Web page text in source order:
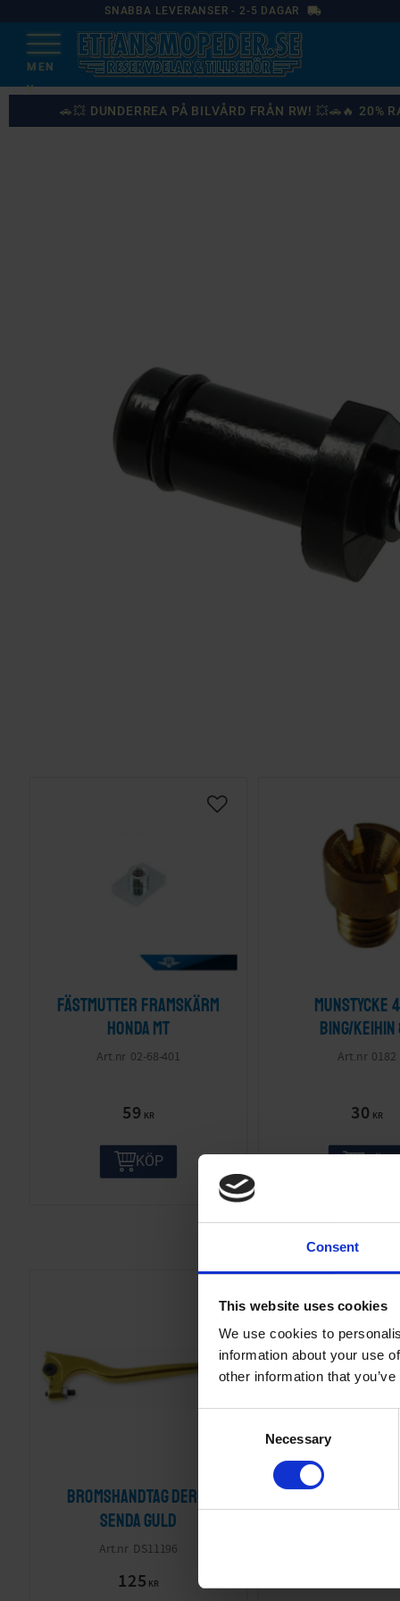
Consent
This website uses cookies
We use cookies to
information about your use
other information that
e
Necessary
SNABBA LEVERANSER - 2-5 DAGAR local_shipping
🚗💥 DUNDERREA PÅ BILVÅRD FRÅN RW! 💥🚗🔥 20%
Montage/Arbetshandske
ETH01m
Solglasögon 5
KÖP
Fästmutter framskärm
Honda MT
02-68-401
59 KR
KÖP
Munstycke
Bing/Keihin
0182
30 KR
Bromshandtag Derbi
Senda Guld
DS11196
125 KR
Slang 28" (18/25-
75